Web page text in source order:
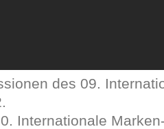
des 09.
Internationale